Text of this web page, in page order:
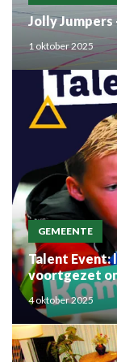
Jolly Jumpers
1 oktober 2025
GEMEENTE
Talent Event:
voortgezet
de regio
4 oktober 2025